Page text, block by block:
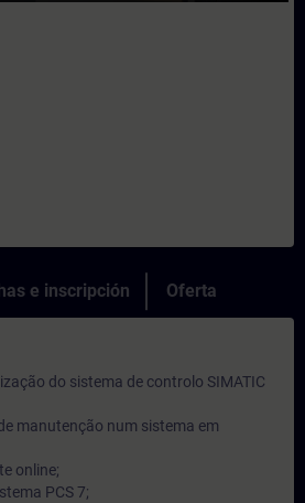
e inscripción Oferta
do sistema de controlo SIMATIC
manutenção num sistema em
online;
PCS 7;